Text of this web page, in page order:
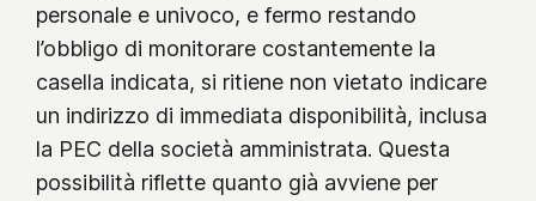
personale e univoco, e fermo restando
l’obbligo di monitorare costantemente la
casella indicata, si ritiene non vietato indicare
un indirizzo di immediata disponibilità, inclusa
la PEC della società amministrata. Questa
possibilità riflette quanto già avviene per